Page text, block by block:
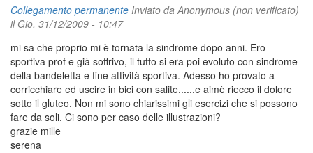
Collegamento permanente Inviato daAnonymous (non verificato)
il Gio, 31/12/2009 - 10:47
mi sa che proprio mi è tornata la sindrome dopo anni. Ero
sportiva prof e già soffrivo, il tutto si era poi evoluto con sindrome
della bandeletta e fine attività sportiva. Adesso ho provato a
corricchiare ed uscire in bici con salite......e aimè riecco il dolore
sotto il gluteo. Non mi sono chiarissimi gli esercizi che si possono
fare da soli. Ci sono per caso delle illustrazioni?
grazie mille
serena